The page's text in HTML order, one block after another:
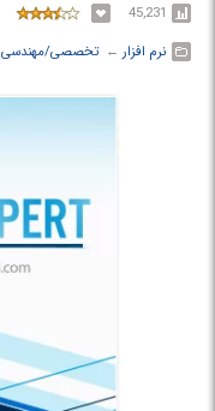
45,231
نرم افزار ← ‏تخصصی/مهندسی